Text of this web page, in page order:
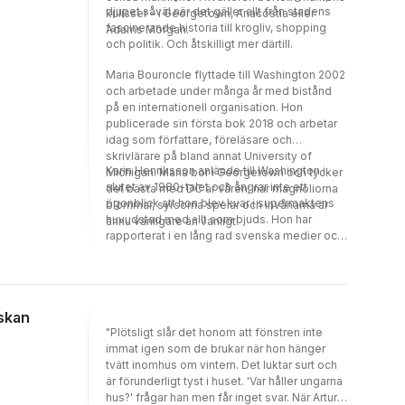
kulisser – i Georgetown, Anacostia eller
Adams Morgan.
djupet såväl när det gäller allt från stadens
fascinerande historia till krogliv, shopping
och politik. Och åtskilligt mer därtill.
Maria Bouroncle flyttade till Washington 2002
och arbetade under många år med bistånd
på en internationell organisation. Hon
publicerade sin första bok 2018 och arbetar
idag som författare, föreläsare och
skrivlärare på bland annat University of
Michigan. Maria bor i Georgetown och tycker
det bästa med DC är våren; när magnoliorna
blommar, syrsorna spelar och invånarna är
ännu vänligare än vanligt.
Karin Henriksson anlände till Washington i
slutet av 1980-talet och ångrar inte ett
ögonblick att hon blev kvar i supermaktens
huvudstad med allt som bjuds. Hon har
rapporterat i en lång rad svenska medier och
klar luft och intensiva höstfärger i Rock Creek
"Plötsligt slår det honom att fönstren inte
immat igen som de brukar när hon hänger
tvätt inomhus om vintern. Det luktar surt och
är förunderligt tyst i huset. 'Var håller ungarna
hus?' frågar han men får inget svar. När Artur